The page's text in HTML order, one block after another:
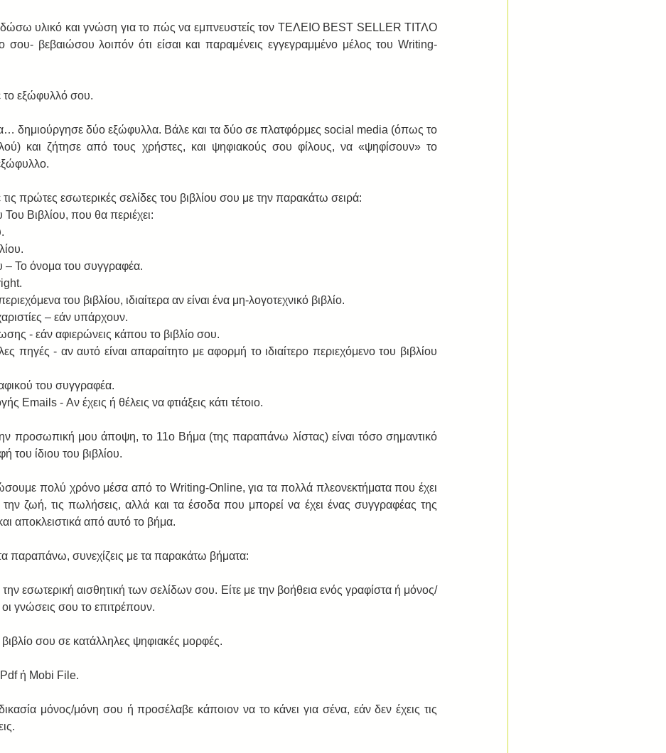
υλικό και γνώση για το πώς να εμπνευστείς τον ΤΕΛΕΙΟ BEST SELLER ΤΙΤΛΟ
σου- βεβαιώσου λοιπόν ότι είσαι και παραμένεις εγγεγραμμένο μέλος του Writing-
το εξώφυλλό σου.
δημιούργησε δύο εξώφυλλα. Bάλε και τα δύο σε πλατφόρμες social media (όπως το
και ζήτησε από τους χρήστες, και ψηφιακούς σου φίλους, να «ψηφίσουν» το
πρώτες εσωτερικές σελίδες του βιβλίου σου με την παρακάτω σειρά:
Του Βιβλίου, που θα περιέχει:
– Το όνομα του συγγραφέα.
του βιβλίου, ιδιαίτερα αν είναι ένα μη-λογοτεχνικό βιβλίο.
– εάν υπάρχουν.
- εάν αφιερώνεις κάπου το βιβλίο σου.
πηγές - αν αυτό είναι απαραίτητο με αφορμή το ιδιαίτερο περιεχόμενο του βιβλίου
του συγγραφέα.
Emails - Αν έχεις ή θέλεις να φτιάξεις κάτι τέτοιο.
προσωπική μου άποψη, το 11o Bήμα (της παραπάνω λίστας) είναι τόσο σημαντικό
του ίδιου του βιβλίου.
πολύ χρόνο μέσα από το Writing-Online, για τα πολλά πλεονεκτήματα που έχει
ζωή, τις πωλήσεις, αλλά και τα έσοδα που μπορεί να έχει ένας συγγραφέας της
αποκλειστικά από αυτό το βήμα.
παραπάνω, συνεχίζεις με τα παρακάτω βήματα:
εσωτερική αισθητική των σελίδων σου. Είτε με την βοήθεια ενός γραφίστα ή μόνος/
γνώσεις σου το επιτρέπουν.
βιβλίο σου σε κατάλληλες ψηφιακές μορφές.
ή Mobi File.
μόνος/μόνη σου ή προσέλαβε κάποιον να το κάνει για σένα, εάν δεν έχεις τις